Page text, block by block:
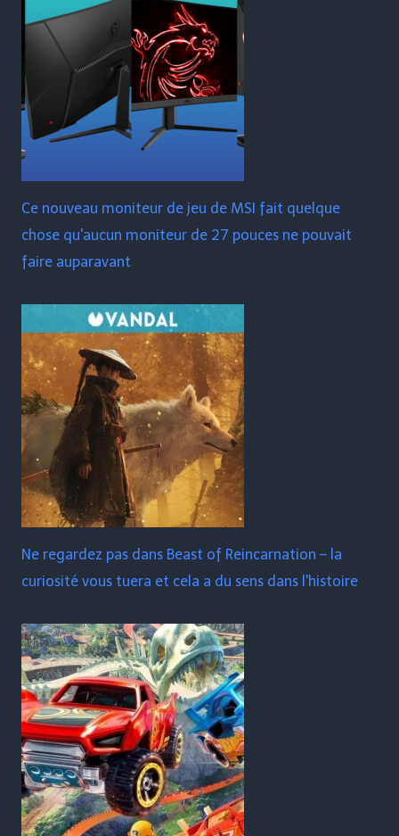
Ce nouveau moniteur de jeu de MSI fait quelque
chose qu'aucun moniteur de 27 pouces ne pouvait
faire auparavant
Ne regardez pas dans Beast of Reincarnation – la
curiosité vous tuera et cela a du sens dans l'histoire